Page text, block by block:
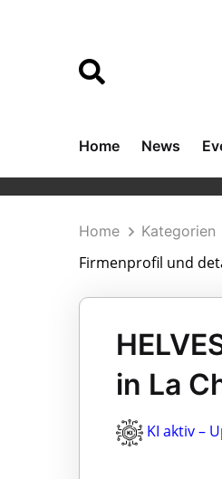
Home News
Home Kategorien
Firmenprofil und
in La
KI aktiv –